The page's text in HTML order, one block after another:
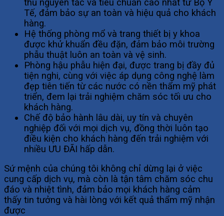
Tế, đảm bảo sự an toàn và hiệu quả cho khách
hàng.
Hệ thống phòng mổ và trang thiết bị y khoa
được khử khuẩn đều đặn, đảm bảo môi trường
phẫu thuật luôn an toàn và vệ sinh.
Phòng hậu phẫu hiện đại, được trang bị đầy đủ
tiện nghi, cùng với việc áp dụng công nghệ làm
đẹp tiên tiến từ các nước có nền thẩm mỹ phát
triển, đem lại trải nghiệm chăm sóc tối ưu cho
khách hàng.
Chế độ bảo hành lâu dài, uy tín và chuyên
nghiệp đối với mọi dịch vụ, đồng thời luôn tạo
điều kiện cho khách hàng đến trải nghiệm với
nhiều ƯU ĐÃI hấp dẫn.
Sứ mệnh của chúng tôi không chỉ dừng lại ở việc
cung cấp dịch vụ, mà còn là tận tâm chăm sóc chu
đáo và nhiệt tình, đảm bảo mọi khách hàng cảm
thấy tin tưởng và hài lòng với kết quả thẩm mỹ nhận
được